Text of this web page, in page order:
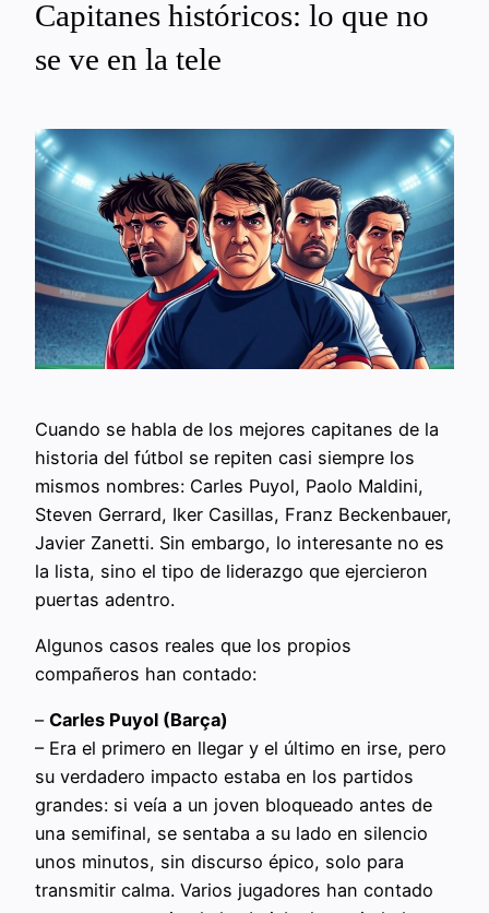
Capitanes históricos: lo que no
se ve en la tele
Cuando se habla de los mejores capitanes de la
historia del fútbol se repiten casi siempre los
mismos nombres: Carles Puyol, Paolo Maldini,
Steven Gerrard, Iker Casillas, Franz Beckenbauer,
Javier Zanetti. Sin embargo, lo interesante no es
la lista, sino el tipo de liderazgo que ejercieron
puertas adentro.
Algunos casos reales que los propios
compañeros han contado:
– Carles Puyol (Barça)
– Era el primero en llegar y el último en irse, pero
su verdadero impacto estaba en los partidos
grandes: si veía a un joven bloqueado antes de
una semifinal, se sentaba a su lado en silencio
unos minutos, sin discurso épico, solo para
transmitir calma. Varios jugadores han contado